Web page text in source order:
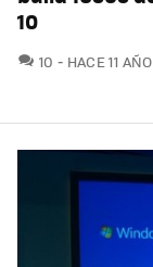
10
10 HACE 11